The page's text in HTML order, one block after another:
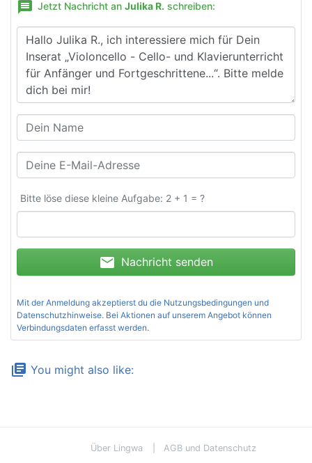
message Jetzt Nachricht an Julika R. schreiben:
Bitte löse diese kleine Aufgabe: 2 + 1 = ?
mail Nachricht senden
Mit der Anmeldung akzeptierst du die Nutzungsbedingungen und
Datenschutzhinweise. Bei Aktionen auf unserem Angebot können
Verbindungsdaten erfasst werden.
library_books You might also like:
Über Lingwa AGB und Datenschutz